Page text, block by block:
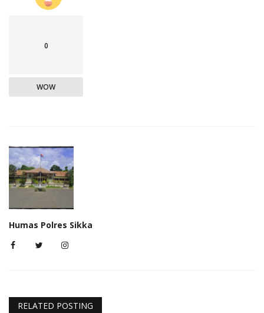
0
WOW
Humas Polres Sikka
RELATED POSTING